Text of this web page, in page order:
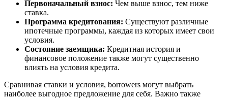
Первоначальный взнос: Чем выше взнос, тем ниже
ставка.
Программа кредитования: Существуют различные
ипотечные программы, каждая из которых имеет свои
условия.
Состояние заемщика: Кредитная история и
финансовое положение также могут существенно
влиять на условия кредита.
Сравнивая ставки и условия, borrowers могут выбрать
наиболее выгодное предложение для себя. Важно также